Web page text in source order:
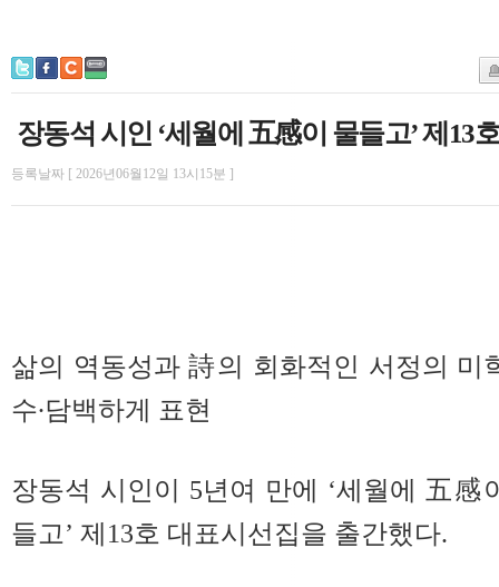
장동석 시인 ‘세월에 五感이 물들고’ 제13
등록날짜 [ 2026년06월12일 13시15분 ]
삶의 역동성과 詩의 회화적인 서정의 미
수∙담백하게 표현
장동석 시인이 5년여 만에 ‘세월에 五感
들고’ 제13호 대표시선집을 출간했다.